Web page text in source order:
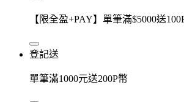
【限全盈+PAY】單筆滿$5000送
登記送
單筆滿1000元送200P幣